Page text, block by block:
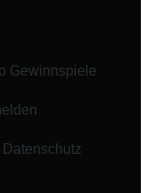
Gewinnspiele
Datenschutz